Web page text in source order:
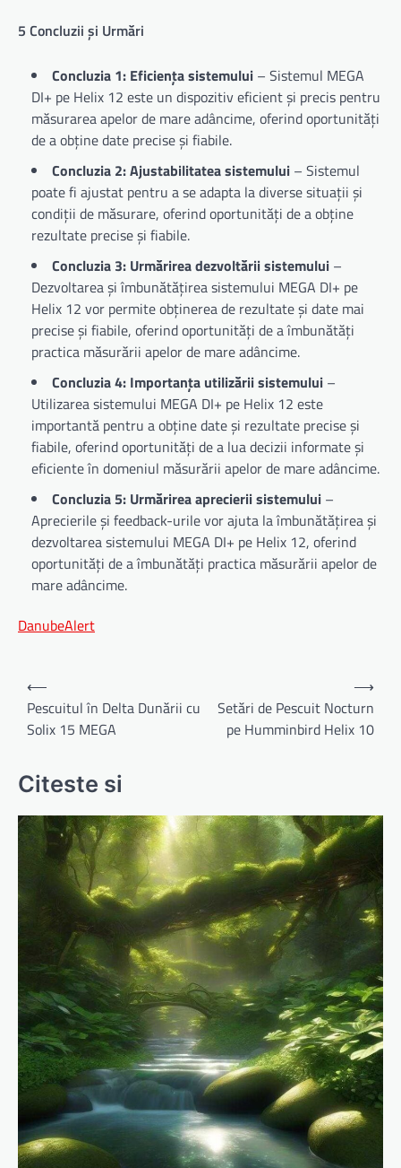
5 Concluzii și Urmări
Concluzia 1: Eficiența sistemului – Sistemul MEGA
DI+ pe Helix 12 este un dispozitiv eficient și precis pentru
măsurarea apelor de mare adâncime, oferind oportunități
de a obține date precise și fiabile.
Concluzia 2: Ajustabilitatea sistemului – Sistemul
poate fi ajustat pentru a se adapta la diverse situații și
condiții de măsurare, oferind oportunități de a obține
rezultate precise și fiabile.
Concluzia 3: Urmărirea dezvoltării sistemului –
Dezvoltarea și îmbunătățirea sistemului MEGA DI+ pe
Helix 12 vor permite obținerea de rezultate și date mai
precise și fiabile, oferind oportunități de a îmbunătăți
practica măsurării apelor de mare adâncime.
Concluzia 4: Importanța utilizării sistemului –
Utilizarea sistemului MEGA DI+ pe Helix 12 este
importantă pentru a obține date și rezultate precise și
fiabile, oferind oportunități de a lua decizii informate și
eficiente în domeniul măsurării apelor de mare adâncime.
Concluzia 5: Urmărirea aprecierii sistemului –
Aprecierile și feedback-urile vor ajuta la îmbunătățirea și
dezvoltarea sistemului MEGA DI+ pe Helix 12, oferind
oportunități de a îmbunătăți practica măsurării apelor de
mare adâncime.
DanubeAlert
Navigare
în
articole
⟵
Pescuitul în Delta Dunării cu
Solix 15 MEGA
Setări de Pescuit Nocturn
pe Humminbird Helix 10
⟶
Citeste si